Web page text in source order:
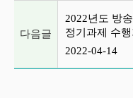
다음글
2022년도 방
정기과제 수
2022-04-14